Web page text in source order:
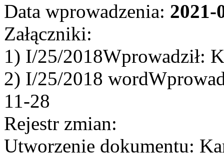
Data wprowadzenia: 2021-
Załączniki:
1) I/25/2018Wprowadził:
2) I/25/2018
11-28
Rejestr zmian:
Utworzenie dokumentu: